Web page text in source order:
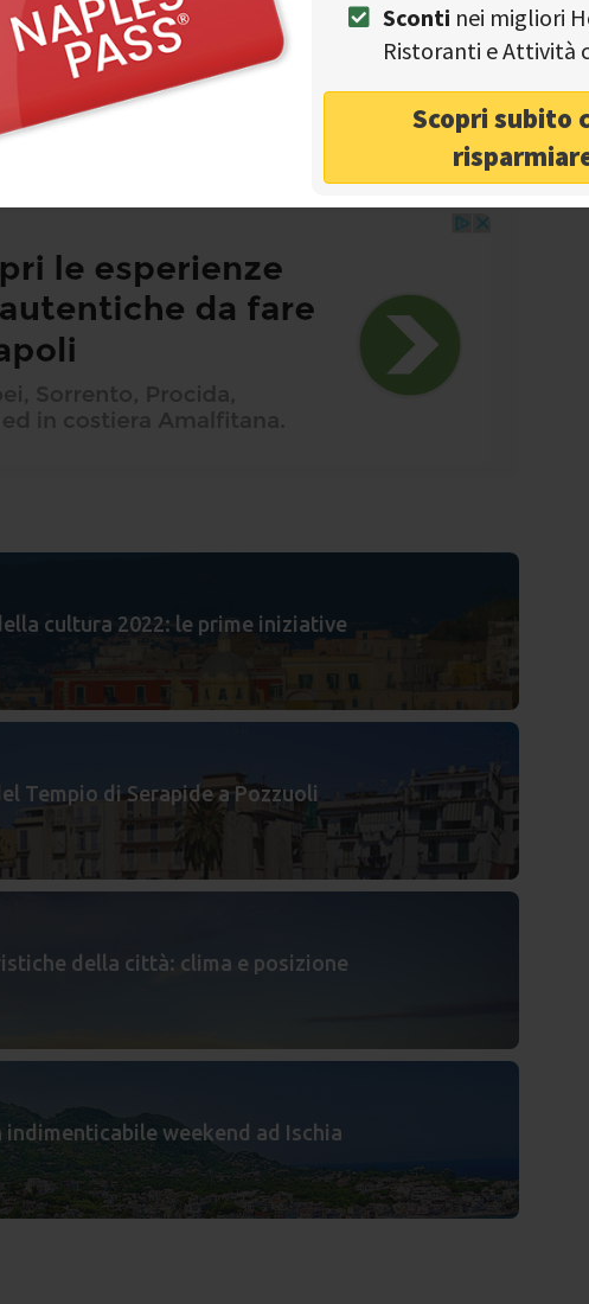
Sconti nei migliori
Ristoranti e Attività
Scopri subito
sulla nostra
Facebook
cultura 2022: le prime iniziative
Tempio di Serapide a Pozzuoli
della città: clima e posizione
indimenticabile weekend ad Ischia